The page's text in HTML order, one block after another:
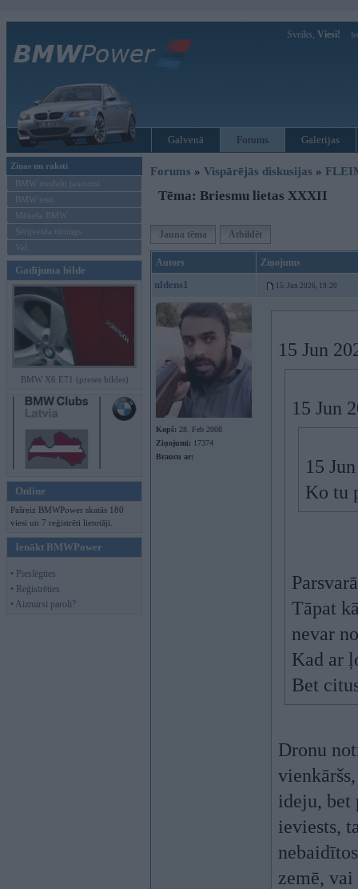
Sveiks, Viesi!
Galvenā Forums Galerijas
Ziņas un raksti
BMW modeļu jaunumi
BMW testi
Mēneša BMW
Sērijveida tūnings
Vel...
Gadījuma bilde
BMW X6 E71 (preses bildes)
Online
Pašreiz BMWPower skatās 180
viesi un 7 reģistrēti lietotāji.
Ienākt BMWPower
• Pieslēgties
• Reģistrēties
• Aizmirsi paroli?
Forums » Vispārējās diskusijas »
Tēma: Briesmu lietas XXXII
Jauna tēma Atbildēt
Autors Ziņojums
uldens1 15. Jun 2026, 19:20
Kopš: 28. Feb 2008
Ziņojumi: 17374
Braucu ar:
15 Jun
15 Jun
15
Ko tu
Tāpat
nevar
Kad ar
Bet
Dronu
ideju, bet
ieviests,
zemē,